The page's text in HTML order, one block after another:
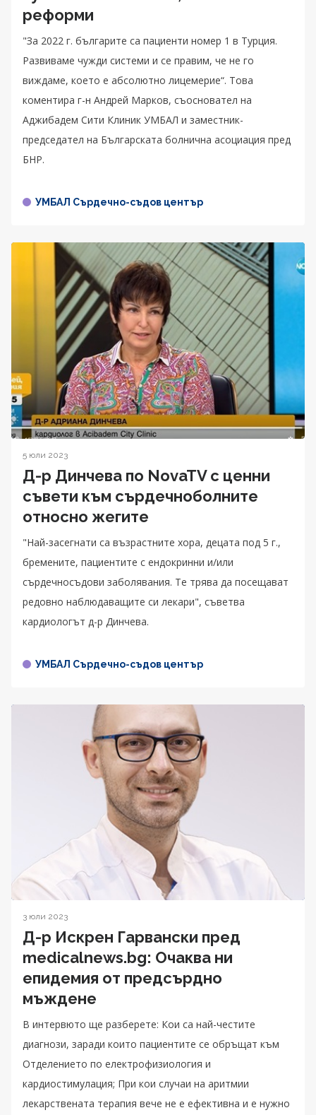
реформи
"За 2022 г. българите са пациенти номер 1 в Турция.
Развиваме чужди системи и се правим, че не го
виждаме, което е абсолютно лицемерие“. Това
коментира г-н Андрей Марков, съосновател на
Аджибадем Сити Клиник УМБАЛ и заместник-
председател на Българската болнична асоциация пред
БНР.
УМБАЛ Сърдечно-съдов център
5 юли 2023
Д-р Динчева по NovaTV с ценни
съвети към сърдечноболните
относно жегите
"Най-засегнати са възрастните хора, децата под 5 г.,
бремените, пациентите с ендокринни и/или
сърдечносъдови заболявания. Те трява да посещават
редовно наблюдаващите си лекари", съветва
кардиологът д-р Динчева.
УМБАЛ Сърдечно-съдов център
3 юли 2023
Д-р Искрен Гарвански пред
medicalnews.bg: Очаква ни
епидемия от предсърдно
мъждене
В интервюто ще разберете: Кои са най-честите
диагнози, заради които пациентите се обръщат към
Отделението по електрофизиология и
кардиостимулация; При кои случаи на аритмии
лекарствената терапия вече не е ефективна и е нужно